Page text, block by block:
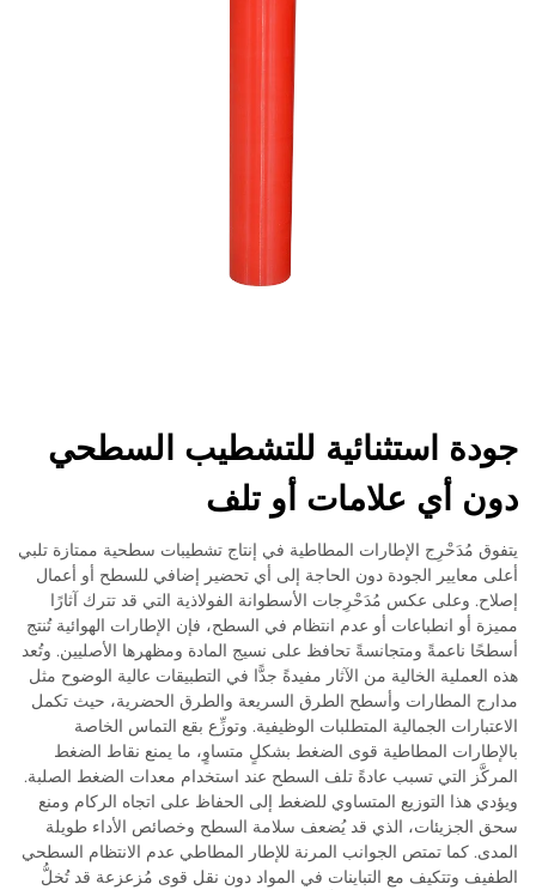
جودة استثنائية للتشطيب السطحي
دون أي علامات أو تلف
يتفوق مُدَحْرِج الإطارات المطاطية في إنتاج تشطيبات سطحية ممتازة تلبي
أعلى معايير الجودة دون الحاجة إلى أي تحضير إضافي للسطح أو أعمال
إصلاح. وعلى عكس مُدَحْرِجات الأسطوانة الفولاذية التي قد تترك آثارًا
مميزة أو انطباعات أو عدم انتظام في السطح، فإن الإطارات الهوائية تُنتج
أسطحًا ناعمةً ومتجانسةً تحافظ على نسيج المادة ومظهرها الأصليين. وتُعد
هذه العملية الخالية من الآثار مفيدةً جدًّا في التطبيقات عالية الوضوح مثل
مدارج المطارات وأسطح الطرق السريعة والطرق الحضرية، حيث تكمل
الاعتبارات الجمالية المتطلبات الوظيفية. وتوزِّع بقع التماس الخاصة
بالإطارات المطاطية قوى الضغط بشكلٍ متساوٍ، ما يمنع نقاط الضغط
المركَّز التي تسبب عادةً تلف السطح عند استخدام معدات الضغط الصلبة.
ويؤدي هذا التوزيع المتساوي للضغط إلى الحفاظ على اتجاه الركام ومنع
سحق الجزيئات، الذي قد يُضعف سلامة السطح وخصائص الأداء طويلة
المدى. كما تمتص الجوانب المرنة للإطار المطاطي عدم الانتظام السطحي
الطفيف وتتكيف مع التباينات في المواد دون نقل قوى مُزعزعة قد تُخلُّ